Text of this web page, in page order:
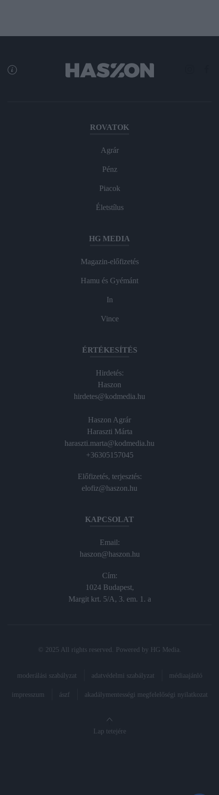
ROVATOK
Agrár
Pénz
Piacok
Életstílus
HG MEDIA
Magazin-előfizetés
Hamu és Gyémánt
In
Vince
ÉRTÉKESÍTÉS
Hirdetés:
Haszon
hirdetes@kodmedia.hu
Haszon Agrár
Haraszti Márta
haraszti.marta@kodmedia.hu
+36305157045
Előfizetés, terjesztés:
elofiz@haszon.hu
KAPCSOLAT
Email:
haszon@haszon.hu
Cím:
1024 Budapest,
Margit krt. 5/A, 3. em. 1. a
© 2025 All rights reserved. Powered by HG Media
moderálási szabályzat adatvédelmi szabályzat médiaajánló
impresszum ászf akadálymentességi megfelelőségi nyilatkozat
Lap tetejére